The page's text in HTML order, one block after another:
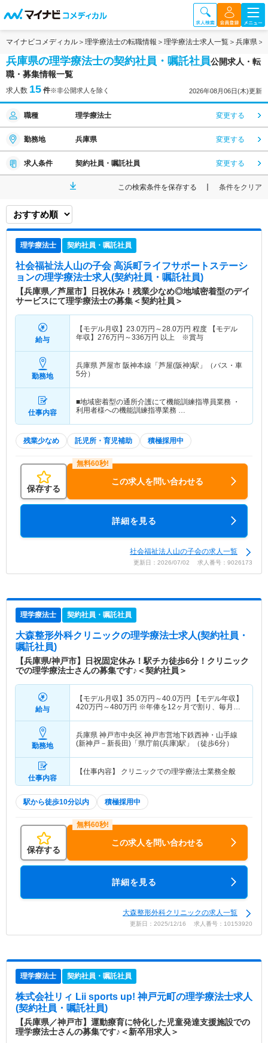
マイナビコメディカル 理学療法士の転職情報 理学療法士求人一覧 兵庫県
兵庫県の理学療法士の契約社員・嘱託社員公開求人・転
職・募集情報一覧
求人数 15 件※非公開求人を除く 2026年08月06日(木)更新
職種 理学療法士 変更する
勤務地 兵庫県 変更する
求人条件 契約社員・嘱託社員 変更する
この検索条件を保存する 条件をクリア
理学療法士 契約社員・嘱託社員
社会福祉法人山の子会 高浜町ライフサポートステーシ
ョンの理学療法士求人(契約社員・嘱託社員)
【兵庫県／芦屋市】日祝休み！残業少なめ◎地域密着型のデイ
サービスにて理学療法士の募集＜契約社員＞
給与
【モデル月収】 23.0万円～28.0万円 程度 【モデル
年収】 276万円～336万円 以上 ※賞与
勤務地
兵庫県 芦屋市 阪神本線「芦屋(阪神)駅」（バス・車
5分）
仕事内容
■地域密着型の通所介護にて機能訓練指導員業務 ・
利用者様への機能訓練指導業務 …
残業少なめ 託児所・育児補助 積極採用中
保存する
この求人を問い合わせる
詳細を見る
社会福祉法人山の子会の求人一覧
更新日：2026/07/02 求人番号：9026173
理学療法士 契約社員・嘱託社員
大森整形外科クリニックの理学療法士求人(契約社員・
嘱託社員)
【兵庫県/神戸市】日祝固定休み！駅チカ徒歩6分！クリニック
での理学療法士さんの募集です♪＜契約社員＞
給与
【モデル月収】 35.0万円～40.0万円
【モデル年収】
420万円～480万円 ※年俸を12ヶ月で割り、毎月
勤務地
兵庫県 神戸市中央区 神戸市営地下鉄西神・山手線
(新神戸－新長田)「県庁前(兵庫)駅」（徒歩6分）
仕事内容
【仕事内容】 クリニックでの理学療法士業務全般
駅から徒歩10分以内 積極採用中
保存する
この求人を問い合わせる
詳細を見る
大森整形外科クリニックの求人一覧
更新日：2025/12/16 求人番号：10153920
理学療法士 契約社員・嘱託社員
株式会社リィ Lii sports up! 神戸元町 の理学療法士求人
(契約社員・嘱託社員)
【兵庫県／神戸市】運動療育に特化した児童発達支援施設での
理学療法士さんの募集です♪＜新卒用求人＞